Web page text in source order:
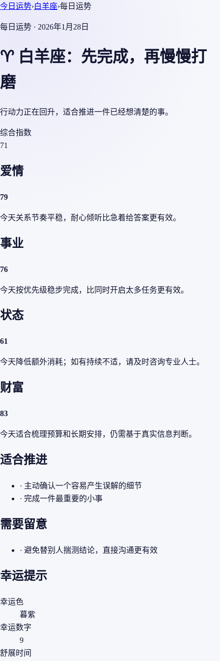
今日运势›白羊座›每日运势
每日运势 · 2026年1月28日
♈ 白羊座：先完成，再慢慢打
磨
行动力正在回升，适合推进一件已经想清楚的事。
综合指数
71
爱情
79
今天关系节奏平稳，耐心倾听比急着给答案更有效。
事业
76
今天按优先级稳步完成，比同时开启太多任务更有效。
状态
61
今天降低额外消耗；如有持续不适，请及时咨询专业人士。
财富
83
今天适合梳理预算和长期安排，仍需基于真实信息判断。
适合推进
· 主动确认一个容易产生误解的细节
· 完成一件最重要的小事
需要留意
· 避免替别人揣测结论，直接沟通更有效
幸运提示
幸运色
暮紫
幸运数字
9
舒展时间